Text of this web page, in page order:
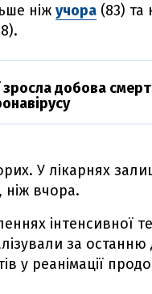
ніж учора (83)
зросла добова
У лікарнях
вчора.
інтенсивної
за
у реанімації